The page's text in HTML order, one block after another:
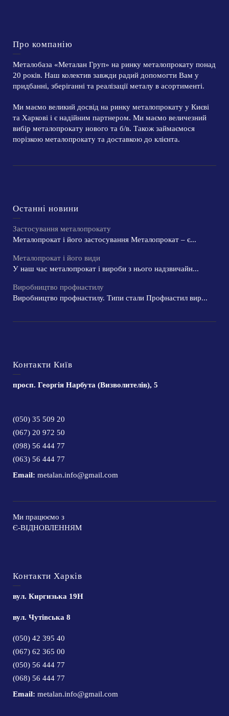
Про компанію
Металобаза «Металан Груп» на ринку металопрокату понад
20 років. Наш колектив завжди радий допомогти Вам у
придбанні, зберіганні та реалізації металу в асортименті.
Ми маємо великий досвід на ринку металопрокату у Києві
та Харкові і є надійним партнером. Ми маємо величезний
вибір металопрокату нового та б/в. Також займаємося
порізкою металопрокату та доставкою до клієнта.
Останні новини
Застосування металопрокату
Металопрокат і його застосування Металопрокат – є...
Металопрокат і його види
У наш час металопрокат і вироби з нього надзвичайн...
Виробництво профнастилу
Виробництво профнастилу. Типи стали Профнастил вир...
Контакти Київ
просп. Георгія Нарбута (Визволителів), 5
(050) 35 509 20
(067) 20 972 50
(098) 56 444 77
(063) 56 444 77
Email: metalan.info@gmail.com
Ми працюємо з
Є-ВІДНОВЛЕННЯМ
Контакти Харків
вул. Киргизька 19Н
вул. Чутівська 8
(050) 42 395 40
(067) 62 365 00
(050) 56 444 77
(068) 56 444 77
Email: metalan.info@gmail.com